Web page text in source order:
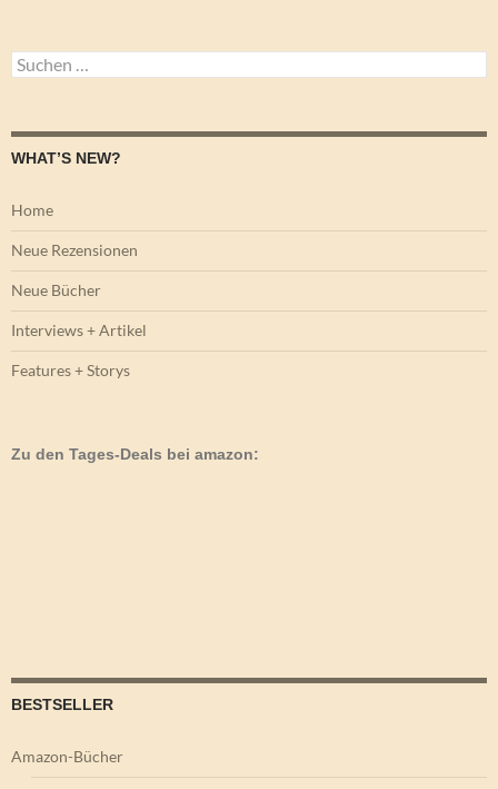
Suchen
nach:
WHAT’S NEW?
Home
Neue Rezensionen
Neue Bücher
Interviews + Artikel
Features + Storys
Zu den Tages-Deals bei amazon:
BESTSELLER
Amazon-Bücher